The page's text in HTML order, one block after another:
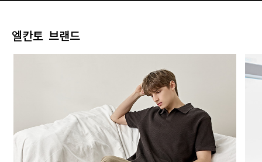
엘칸토 브랜드